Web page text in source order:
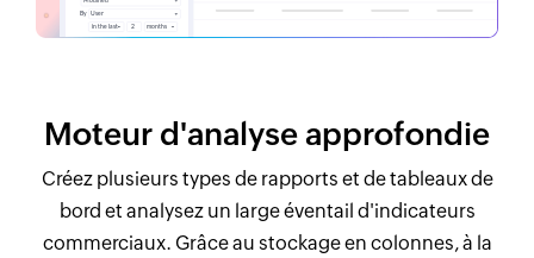
Moteur d'analyse approfondie
Créez plusieurs types de rapports et de tableaux de
bord et analysez un large éventail d'indicateurs
commerciaux. Grâce au stockage en colonnes, à la